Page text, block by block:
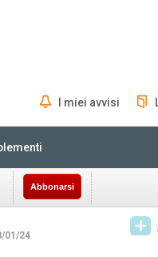
I miei avvisi
Abbonarsi
01/24